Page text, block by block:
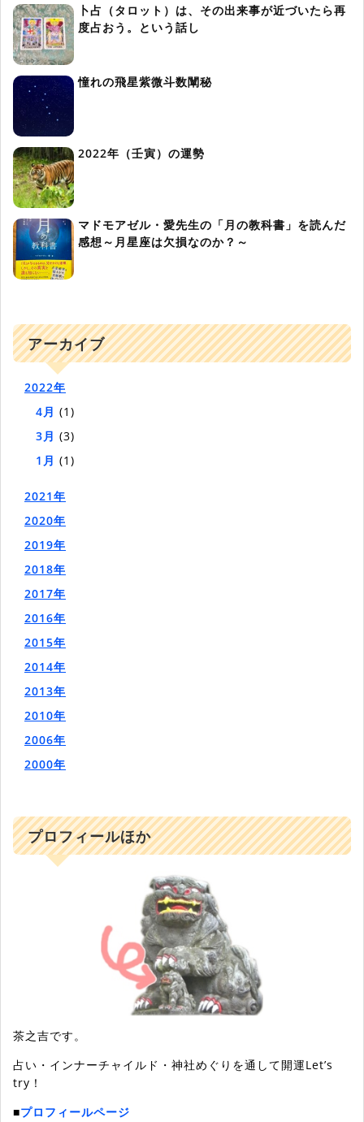
卜占（タロット）は、その出来事が近づいたら再
度占おう。という話し
憧れの飛星紫微斗数闡秘
2022年（壬寅）の運勢
マドモアゼル・愛先生の「月の教科書」を読んだ
感想～月星座は欠損なのか？～
アーカイブ
2022年
4月 (1)
3月 (3)
1月 (1)
2021年
2020年
2019年
2018年
2017年
2016年
2015年
2014年
2013年
2010年
2006年
2000年
プロフィールほか
茶之吉です。
占い・インナーチャイルド・神社めぐりを通して開運Let’s
try！
■プロフィールページ